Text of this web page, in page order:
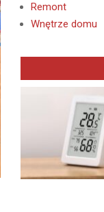
Remont
Wnętrze domu